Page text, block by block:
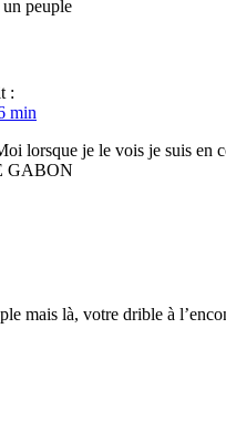
peuple
:
min
lorsque je le vois je suis
GABON
mais là, votre drible à